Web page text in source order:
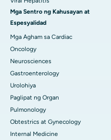
Mga Sentro ng Kahusayan at
Espesyalidad
Mga Agham sa Cardiac
Oncology
Neurosciences
Gastroenterology
Urolohiya
Paglipat ng Organ
Pulmonology
Obtestrics at Gynecology
Internal Medicine